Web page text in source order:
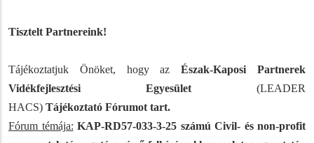
Tisztelt Partnereink!
Tájékoztatjuk Önöket, hogy azÉszak-Kaposi Partnerek
Vidékfejlesztési Egyesület (LEADER
HACS) Tájékoztató Fórumot tart.
Fórum témája: KAP-RD57-033-3-25 számú Civil- és non-profit